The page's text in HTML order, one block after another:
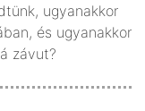
ugyanakkor
és ugyanakkor
závut?